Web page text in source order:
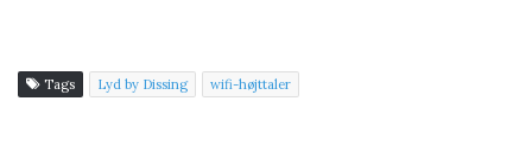
Tags Lyd by Dissing wifi-højttaler